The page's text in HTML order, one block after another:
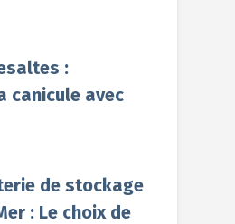
:
canicule avec
de stockage
: Le choix de